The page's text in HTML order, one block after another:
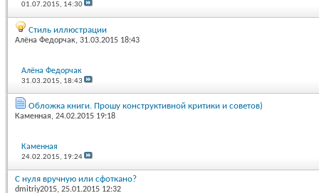
01.07.2015, 14:30
Стиль иллюстрации
Алёна Федорчак, 31.03.2015 18:43
Алёна Федорчак
31.03.2015, 18:43
Обложка книги. Прошу конструктивной критики и советов)
Каменная, 24.02.2015 19:18
Каменная
24.02.2015, 19:24
С нуля вручную или сфоткано?
dmitriy2015, 25.01.2015 12:32